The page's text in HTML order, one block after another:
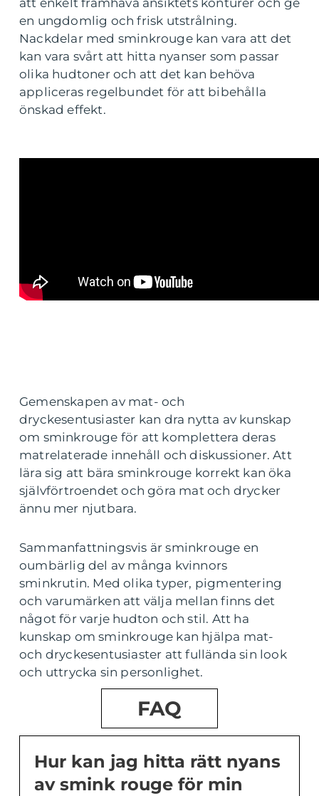
att enkelt framhäva ansiktets konturer och ge
en ungdomlig och frisk utstrålning.
Nackdelar med sminkrouge kan vara att det
kan vara svårt att hitta nyanser som passar
olika hudtoner och att det kan behöva
appliceras regelbundet för att bibehålla
önskad effekt.
Gemenskapen av mat- och
dryckesentusiaster kan dra nytta av kunskap
om sminkrouge för att komplettera deras
matrelaterade innehåll och diskussioner. Att
lära sig att bära sminkrouge korrekt kan öka
självförtroendet och göra mat och drycker
ännu mer njutbara.
Sammanfattningsvis är sminkrouge en
oumbärlig del av många kvinnors
sminkrutin. Med olika typer, pigmentering
och varumärken att välja mellan finns det
något för varje hudton och stil. Att ha
kunskap om sminkrouge kan hjälpa mat-
och dryckesentusiaster att fullända sin look
och uttrycka sin personlighet.
FAQ
Hur kan jag hitta rätt nyans
av smink rouge för min